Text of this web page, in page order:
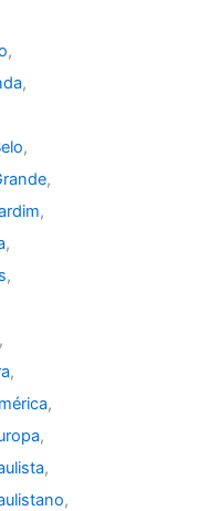
,
,
,
,
,
,
,
,
,
,
,
,
,